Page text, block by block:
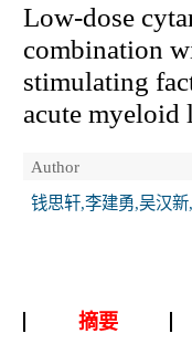
Low-dose
combination
stimulating
acute myeloid
Author
钱思轩,李建勇,吴汉
摘要